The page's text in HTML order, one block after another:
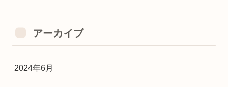
アーカイブ
2024年6月